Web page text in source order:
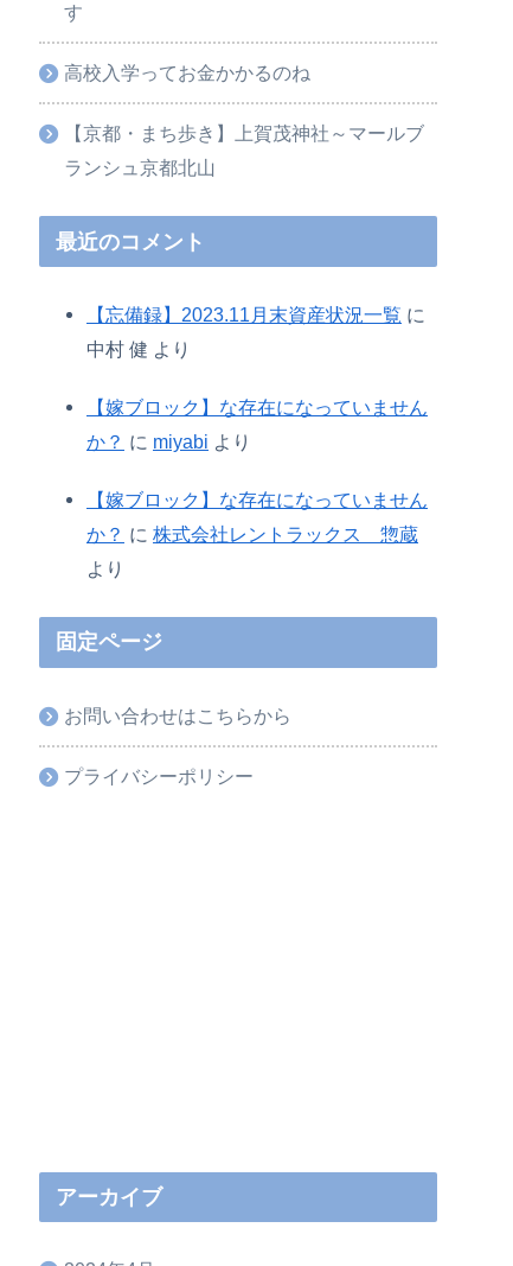
す
高校入学ってお金かかるのね
【京都・まち歩き】上賀茂神社～マールブ
ランシュ京都北山
最近のコメント
【忘備録】2023.11月末資産状況一覧 に
中村 健 より
【嫁ブロック】な存在になっていません
か？ に miyabi より
【嫁ブロック】な存在になっていません
か？ に 株式会社レントラックス 惣蔵
より
固定ページ
お問い合わせはこちらから
プライバシーポリシー
アーカイブ